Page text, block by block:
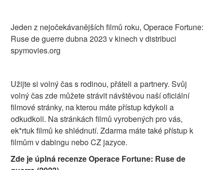
Jeden z nejočekávanějších filmů roku, Operace Fortune:
Ruse de guerre dubna 2023 v kinech v distribuci
spymovies.org
Užijte si volný čas s rodinou, přáteli a partnery. Svůj
volný čas zde můžete strávit návštěvou naší oficiální
filmové stránky, na kterou máte přístup kdykoli a
odkudkoli. Na stránkách filmů vyrobených pro vás,
ek*rtuk filmů ke shlédnutí. Zdarma máte také přístup k
filmům v dabingu nebo CZ jazyce.
Zde je úplná recenze Operace Fortune: Ruse de